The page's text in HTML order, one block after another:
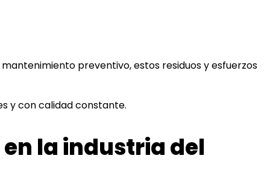
preventivo, estos residuos y esfuerzos
y con calidad constante.
la industria del